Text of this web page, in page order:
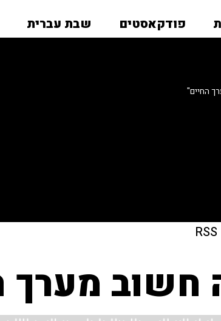
פודקאסטים שבת עברית
החיים"
RSS
חשוב מערך